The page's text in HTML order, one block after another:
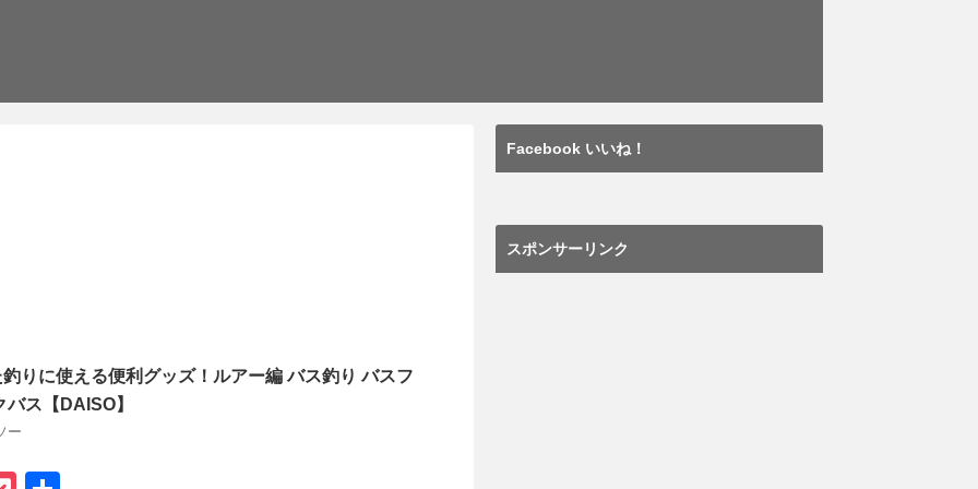
りに使える便利グッズ！ルアー編 バス釣り バスフ
ス【DAISO】
ー
Facebook いいね！
スポンサーリンク